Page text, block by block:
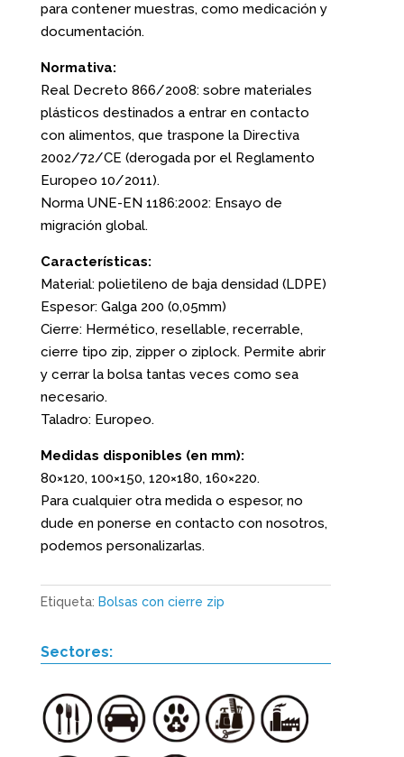
para contener muestras, como medicación y
documentación.
Normativa:
Real Decreto 866/2008: sobre materiales
plásticos destinados a entrar en contacto
con alimentos, que traspone la Directiva
2002/72/CE (derogada por el Reglamento
Europeo 10/2011).
Norma UNE-EN 1186:2002: Ensayo de
migración global.
Características:
Material: polietileno de baja densidad (LDPE)
Espesor: Galga 200 (0,05mm)
Cierre: Hermético, resellable, recerrable,
cierre tipo zip, zipper o ziplock. Permite abrir
y cerrar la bolsa tantas veces como sea
necesario.
Taladro: Europeo.
Medidas disponibles (en mm):
80×120, 100×150, 120×180, 160×220.
Para cualquier otra medida o espesor, no
dude en ponerse en contacto con nosotros,
podemos personalizarlas.
Etiqueta: Bolsas con cierre zip
Sectores: